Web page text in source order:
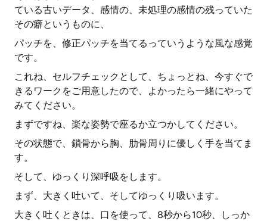
ている古いデータ、感情の、未処理の感情の残っていた
その癖というものに、
パッチを、修正パッチを当てるっていうような風な感覚
です。
これね、セルフチェックとして、ちょっとね、今すぐで
きるワークをご用意したので、よかったら一緒にやって
みてください。
まずですね、楽な姿勢で座るか立つかしてください。
その状態で、鎖骨から胸、肋骨周りに優しく手を当てま
す。
そして、ゆっくり深呼吸をします。
まず、大きく吐いて、そしてゆっくり吸います。
大きく吐くときは、口を使って、8秒から10秒、しっか